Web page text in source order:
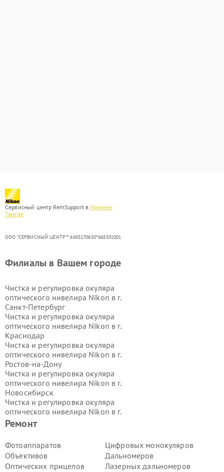
Сервисный центр RemSupport в Нижнем
Тагиле
ООО "СЕРВИСНЫЙ ЦЕНТР"* 6685170650*668501001
Ремонт
Фотоаппаратов
Объективов
Оптических прицелов
Цифровых монокуляров
Дальномеров
Лазерных дальномеров
Филиалы в Вашем городе
Чистка и регулировка окуляра
оптического нивелира Nikon в г.
Санкт-Петербург
Чистка и регулировка окуляра
оптического нивелира Nikon в г.
Краснодар
Чистка и регулировка окуляра
оптического нивелира Nikon в г.
Ростов-на-Дону
Чистка и регулировка окуляра
оптического нивелира Nikon в г.
Новосибирск
Чистка и регулировка окуляра
оптического нивелира Nikon в г.
Екатеринбург
оптического нивелира Nikon в г.
Казань
Чистка и регулировка окуляра
оптического нивелира Nikon в г.